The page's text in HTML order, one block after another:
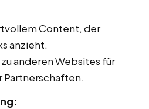
Content, der
anzieht.
anderen Websites für